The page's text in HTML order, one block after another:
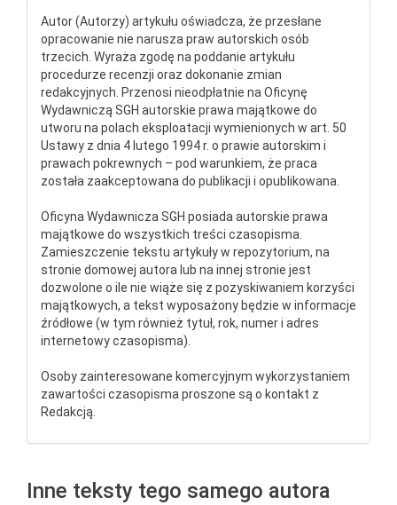
Autor (Autorzy) artykułu oświadcza, że przesłane
opracowanie nie narusza praw autorskich osób
trzecich. Wyraża zgodę na poddanie artykułu
procedurze recenzji oraz dokonanie zmian
redakcyjnych. Przenosi nieodpłatnie na Oficynę
Wydawniczą SGH autorskie prawa majątkowe do
utworu na polach eksploatacji wymienionych w art. 50
Ustawy z dnia 4 lutego 1994 r. o prawie autorskim i
prawach pokrewnych – pod warunkiem, że praca
została zaakceptowana do publikacji i opublikowana.
Oficyna Wydawnicza SGH posiada autorskie prawa
majątkowe do wszystkich treści czasopisma.
Zamieszczenie tekstu artykuły w repozytorium, na
stronie domowej autora lub na innej stronie jest
dozwolone o ile nie wiąże się z pozyskiwaniem korzyści
majątkowych, a tekst wyposażony będzie w informacje
źródłowe (w tym również tytuł, rok, numer i adres
internetowy czasopisma).
Osoby zainteresowane komercyjnym wykorzystaniem
zawartości czasopisma proszone są o kontakt z
Redakcją.
Inne teksty tego samego autora